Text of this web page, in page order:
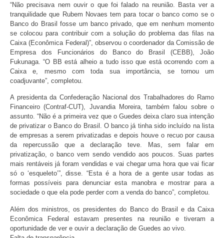
“Não precisava nem ouvir o que foi falado na reunião. Basta ver a
tranquilidade que Rubem Novaes tem para tocar o banco como se o
Banco do Brasil fosse um banco privado, que em nenhum momento
se colocou para contribuir com a solução do problema das filas na
Caixa (Econômica Federal)”, observou o coordenador da Comissão de
Empresa dos Funcionários do Banco do Brasil (CEBB), João
Fukunaga. “O BB está alheio a tudo isso que está ocorrendo com a
Caixa e, mesmo com toda sua importância, se tornou um
coadjuvante”, completou.
A presidenta da Confederação Nacional dos Trabalhadores do Ramo
Financeiro (Contraf-CUT), Juvandia Moreira, também falou sobre o
assunto. “Não é a primeira vez que o Guedes deixa claro sua intenção
de privatizar o Banco do Brasil. O banco já tinha sido incluído na lista
de empresas a serem privatizadas e depois houve o recuo por causa
da repercussão que a declaração teve. Mas, sem falar em
privatização, o banco vem sendo vendido aos poucos. Suas partes
mais rentáveis já foram vendidas e vai chegar uma hora que vai ficar
só o ‘esqueleto’”, disse. “Esta é a hora de a gente usar todas as
formas possíveis para denunciar esta manobra e mostrar para a
sociedade o que ela pode perder com a venda do banco”, completou.
Além dos ministros, os presidentes do Banco do Brasil e da Caixa
Econômica Federal estavam presentes na reunião e tiveram a
oportunidade de ver e ouvir a declaração de Guedes ao vivo.